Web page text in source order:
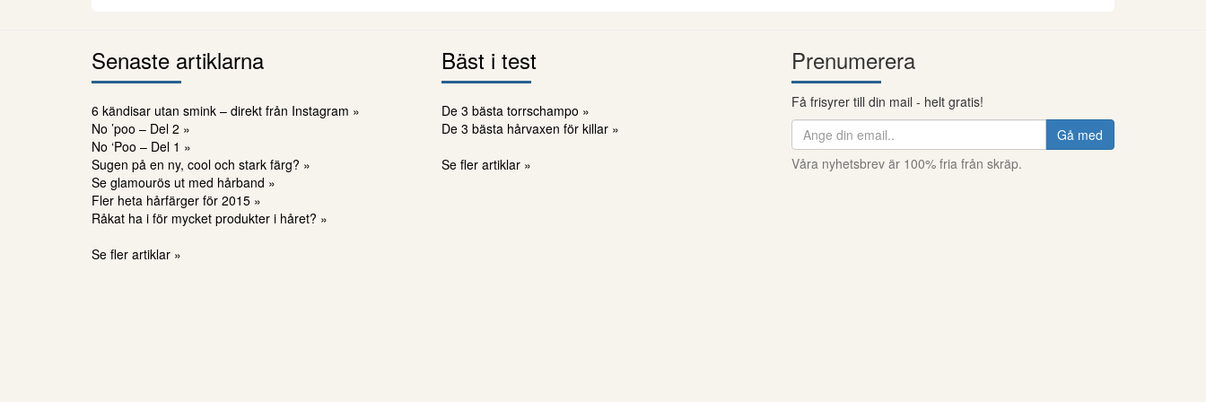
Senaste artiklarna
6 kändisar utan smink – direkt från Instagram »
No ’poo – Del 2 »
No ‘Poo – Del 1 »
Sugen på en ny, cool och stark färg? »
Se glamourös ut med hårband »
Fler heta hårfärger för 2015 »
Råkat ha i för mycket produkter i håret? »
Se fler artiklar »
Bäst i test
De 3 bästa torrschampo »
De 3 bästa hårvaxen för killar »
Se fler artiklar »
Prenumerera
Få frisyrer till din mail - helt gratis!
Gå med
Våra nyhetsbrev är 100% fria från skräp.